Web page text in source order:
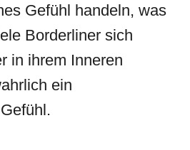
Gefühl handeln, was
Borderliner sich
in ihrem Inneren
ein